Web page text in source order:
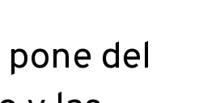
pone del